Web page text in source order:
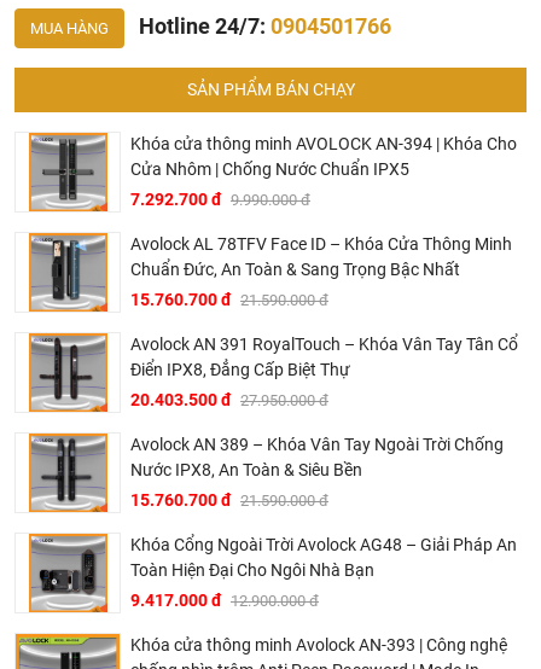
Cửa sổ thép vân gỗ Alusmartsử dụng chất liệu cao cấp
và mẫu mã đa dạng, phù hợp với hầu hết các phong
cách nội thất của các gia đình Việt. Với nhiều ưu điểm vượt
trội như:
Mẫu cửa được thiết kế tinh tế, độc đáo, giúp tạo nên một
không gian sống Hiện đại – Sang trọng.
Mẫu mã đa dạng, màu sắc phong phú đáp ứng được mọi
Không cong vênh – Không mối mọt – Không co ngót.
Cách nhiệt – cách âm tốt.
Lắp đặt dễ dàng: Cửa được giao đến đã được hoàn
thiện, có thể lắp ghép bằng phương pháp đồ mộc bình
Chống cháy chống lan: Sản phẩm được tạo từ thép tấm
nên không bắt lửa, ngăn cháy tốt.
Độ bền cao: Không bị nứt, bong tróc khi phơi nắng
mưa. Vệ sinh lau chùi dễ dàng.
MUA HÀNG Hotline 24/7: 0904501766
SẢN PHẨM BÁN CHẠY
Khóa cửa thông minh AVOLOCK AN-394 | Khóa Cho
Cửa Nhôm | Chống Nước Chuẩn IPX5
7.292.700 đ 9.990.000 đ
Avolock AL 78TFV Face ID – Khóa Cửa Thông Minh
Chuẩn Đức, An Toàn & Sang Trọng Bậc Nhất
15.760.700 đ 21.590.000 đ
Avolock AN 391 RoyalTouch – Khóa Vân Tay Tân Cổ
Điển IPX8, Đẳng Cấp Biệt Thự
20.403.500 đ 27.950.000 đ
Avolock AN 389 – Khóa Vân Tay Ngoài Trời Chống
Nước IPX8, An Toàn & Siêu Bền
15.760.700 đ 21.590.000 đ
Khóa Cổng Ngoài Trời Avolock AG48 – Giải Pháp An
Toàn Hiện Đại Cho Ngôi Nhà Bạn
9.417.000 đ 12.900.000 đ
Khóa cửa thông minh Avolock AN-393 | Công nghệ